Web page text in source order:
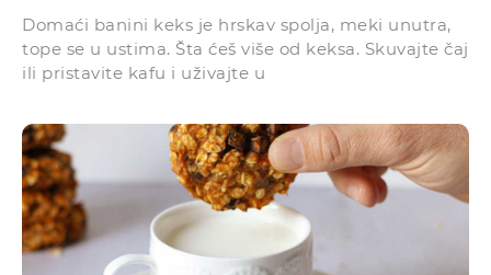
Domaći banini keks je hrskav spolja, meki unutra,
tope se u ustima. Šta ćeš više od keksa. Skuvajte čaj
ili pristavite kafu i uživajte u